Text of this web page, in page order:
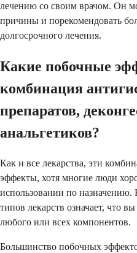
лечению со своим врачом. Он
причины и порекомендовать
долгосрочного лечения.
Какие побочные
комбинация
препаратов,
анальгетиков?
Как и все лекарства, эти
эффекты, хотя многие люди
использовании по
типов лекарств означает, что
любого или всех компонентов.
Большинство побочных